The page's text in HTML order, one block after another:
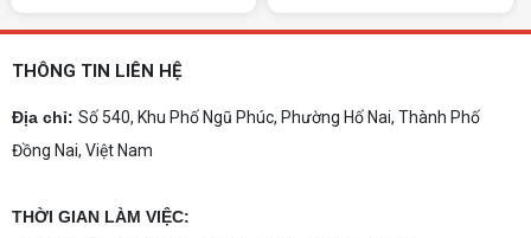
trước khi mua.
hình mạnh, tối ưu chi phí, test máy tại chỗ. Khám
phá ngay địa chỉ tư vấn và lắp đặt dàn PC chơi
THÔNG TIN LIÊN HỆ
Địa chỉ: Số 540, Khu Phố Ngũ Phúc, Phường Hố Nai, Thành Phố
Đồng Nai, Việt Nam
THỜI GIAN LÀM VIỆC: